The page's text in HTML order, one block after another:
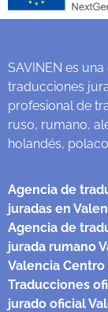
SAVINEN es
traducciones
profesional de
ruso, rumano,
holandés,
Agencia de
juradas en
Agencia de
jurada rumano
Valencia Centro
Traducciones
jurado oficial